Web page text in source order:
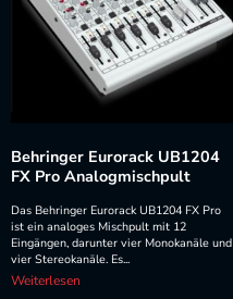
Behringer Eurorack UB1204
FX Pro Analogmischpult
Das Behringer Eurorack UB1204 FX Pro
ist ein analoges Mischpult mit 12
Eingängen, darunter vier Monokanäle und
vier Stereokanäle. Es...
Weiterlesen